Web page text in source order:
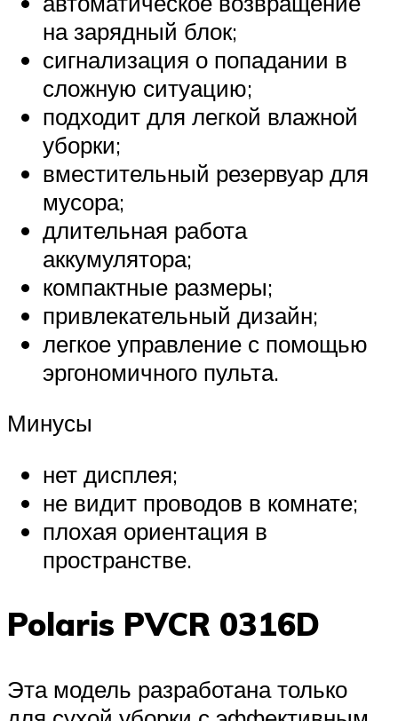
на зарядный блок;
сигнализация о попадании в
сложную ситуацию;
подходит для легкой влажной
уборки;
вместительный резервуар для
мусора;
длительная работа
аккумулятора;
компактные размеры;
привлекательный дизайн;
легкое управление с помощью
эргономичного пульта.
Минусы
нет дисплея;
не видит проводов в комнате;
плохая ориентация в
пространстве.
Polaris PVCR 0316D
Эта модель разработана только